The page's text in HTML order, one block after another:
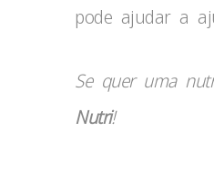
pode ajudar a
Se quer uma
Nutri!